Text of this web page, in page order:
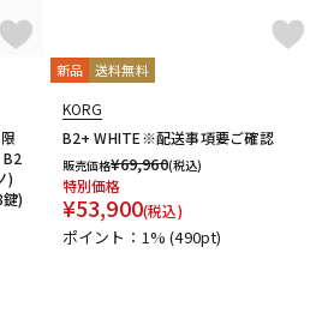
B2
)
)
新品 送料無料
KORG
B2+ WHITE※配送事項要ご確認
販売価格¥69,960(税込)
特別価格
¥53,900(税込)
ポイント：1%(490pt)